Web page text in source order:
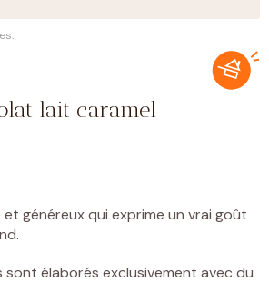
lait caramel
généreux qui exprime un vrai goût
élaborés exclusivement avec du